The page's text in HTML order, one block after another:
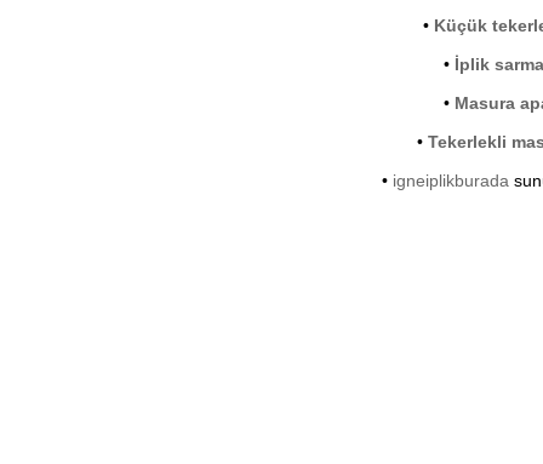
• Küçük
• İplik
• Masura
•Tekerlekli
• igneiplikburada